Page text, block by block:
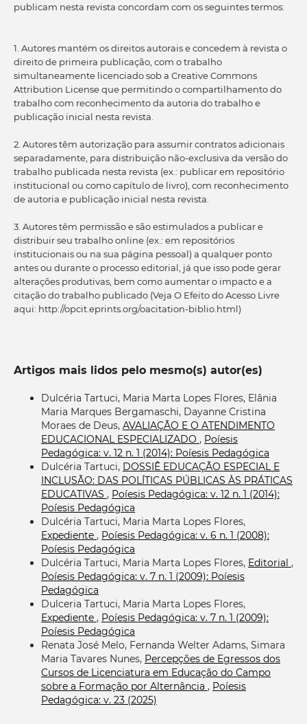
publicam nesta revista concordam com os seguintes termos:
1. Autores mantém os direitos autorais e concedem à revista o
direito de primeira publicação, com o trabalho
simultaneamente licenciado sob a Creative Commons
Attribution License que permitindo o compartilhamento do
trabalho com reconhecimento da autoria do trabalho e
publicação inicial nesta revista.
2. Autores têm autorização para assumir contratos adicionais
separadamente, para distribuição não-exclusiva da versão do
trabalho publicada nesta revista (ex.: publicar em repositório
institucional ou como capítulo de livro), com reconhecimento
de autoria e publicação inicial nesta revista.
3. Autores têm permissão e são estimulados a publicar e
distribuir seu trabalho online (ex.: em repositórios
institucionais ou na sua página pessoal) a qualquer ponto
antes ou durante o processo editorial, já que isso pode gerar
alterações produtivas, bem como aumentar o impacto e a
citação do trabalho publicado (Veja O Efeito do Acesso Livre
aqui: http://opcit.eprints.org/oacitation-biblio.html)
Artigos mais lidos pelo mesmo(s) autor(es)
Dulcéria Tartuci, Maria Marta Lopes Flores, Elânia
Maria Marques Bergamaschi, Dayanne Cristina
Moraes de Deus, AVALIAÇÃO E O ATENDIMENTO
EDUCACIONAL ESPECIALIZADO , Poíesis
Pedagógica: v. 12 n. 1 (2014): Poíesis Pedagógica
Dulcéria Tartuci, DOSSIÊ EDUCAÇÃO ESPECIAL E
INCLUSÃO: DAS POLÍTICAS PÚBLICAS ÀS PRÁTICAS
EDUCATIVAS , Poíesis Pedagógica: v. 12 n. 1 (2014):
Poíesis Pedagógica
Dulcéria Tartuci, Maria Marta Lopes Flores,
Expediente , Poíesis Pedagógica: v. 6 n. 1 (2008):
Poíesis Pedagógica
Dulcéria Tartuci, Maria Marta Lopes Flores, Editorial ,
Poíesis Pedagógica: v. 7 n. 1 (2009): Poíesis
Pedagógica
Dulceria Tartuci, Maria Marta Lopes Flores,
Expediente , Poíesis Pedagógica: v. 7 n. 1 (2009):
Poíesis Pedagógica
Renata José Melo, Fernanda Welter Adams, Simara
Maria Tavares Nunes, Percepções de Egressos dos
Cursos de Licenciatura em Educação do Campo
sobre a Formação por Alternância , Poíesis
Pedagógica: v. 23 (2025)